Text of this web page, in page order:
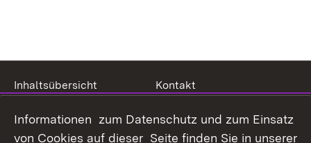
Inhaltsübersicht
Kontakt
Barrierefreiheit
Informationen zum Datenschutz und zum Einsatz
von Cookies auf dieser Seite finden Sie in unserer